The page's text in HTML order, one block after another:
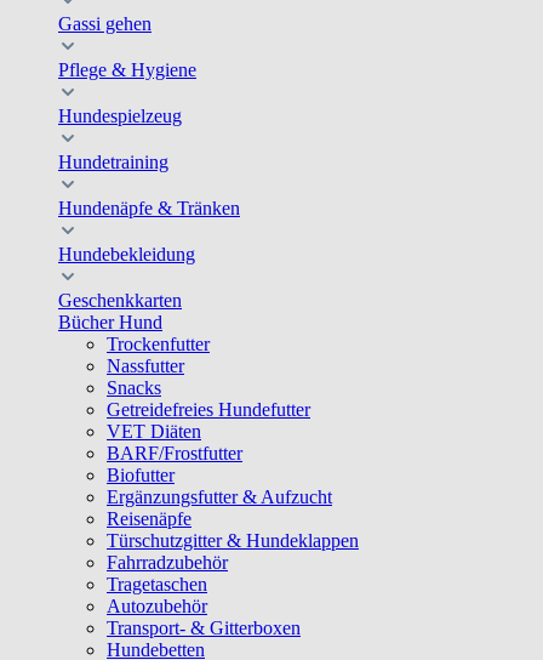
Gassi gehen
Pflege & Hygiene
Hundespielzeug
Hundetraining
Hundenäpfe & Tränken
Hundebekleidung
Geschenkkarten
Bücher Hund
Trockenfutter
Nassfutter
Snacks
Getreidefreies Hundefutter
VET Diäten
BARF/Frostfutter
Biofutter
Ergänzungsfutter & Aufzucht
Reisenäpfe
Türschutzgitter & Hundeklappen
Fahrradzubehör
Tragetaschen
Autozubehör
Transport- & Gitterboxen
Hundebetten